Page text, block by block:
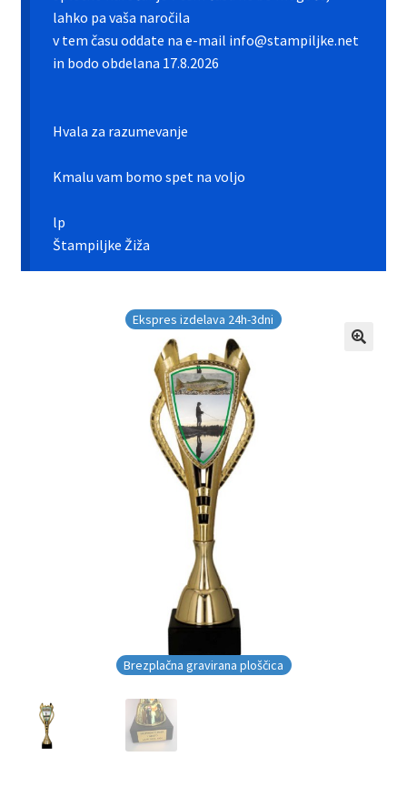
Galerija športnih vstavkov
Moj profil
lahko pa vaša naročila
v tem času oddate na e-mail info@stampiljke.net
in bodo obdelana 17.8.2026
Hvala za razumevanje
Kmalu vam bomo spet na voljo
lp
Štampiljke Žiža
Brezplačna gravirana ploščica
Ekspres izdelava 24h-3dni